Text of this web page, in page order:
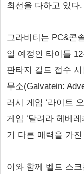
최선을 다하고 있다.
그라비티는 PC&콘
일 예정인 타이틀
판타지 길드 접수
무소(Galvatein:
러시 게임 ‘라이트
게임 ‘달려라 헤베
기 다른 매력을 가
이와 함께 벨트 스크